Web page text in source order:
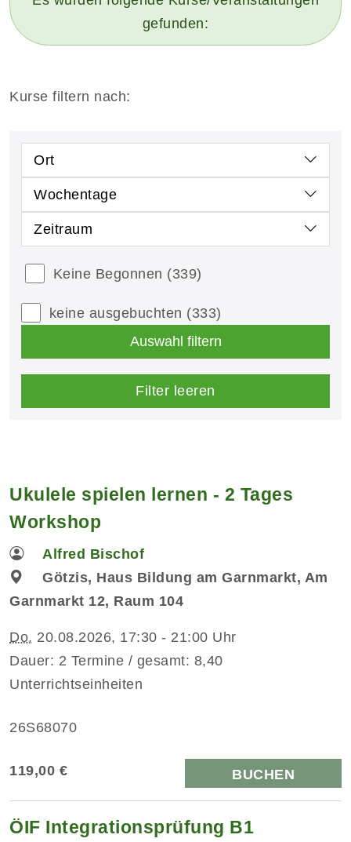
gefunden:
Kurse filtern nach:
Ort
Wochentage
Zeitraum
Keine Begonnen (339)
keine ausgebuchten (333)
Auswahl filtern
Filter leeren
Ukulele spielen lernen - 2 Tages
Workshop
Alfred Bischof
Götzis, Haus Bildung am Garnmarkt, Am
Garnmarkt 12, Raum 104
Do. 20.08.2026, 17:30 - 21:00 Uhr
Dauer: 2 Termine / gesamt: 8,40
Unterrichtseinheiten
26S68070
119,00 € BUCHEN
ÖIF Integrationsprüfung B1